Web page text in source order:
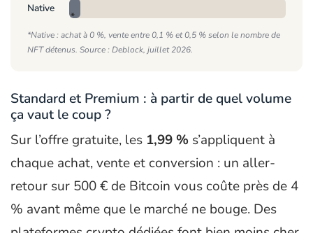
Native
%*
*Native : achat à 0 %, vente entre 0,1 % et 0,5 % selon le nombre de
NFT détenus. Source : Deblock, juillet 2026.
Standard et Premium : à partir de quel volume
ça vaut le coup ?
Sur l’offre gratuite, les 1,99 % s’appliquent à
chaque achat, vente et conversion : un aller-
retour sur 500 € de Bitcoin vous coûte près de 4
% avant même que le marché ne bouge. Des